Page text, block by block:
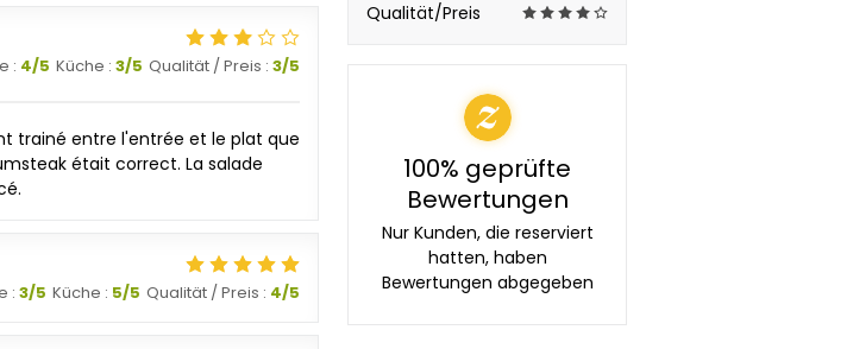
: 4/5 Küche : 3/5 Qualität / Preis : 3/5
trainé entre l'entrée et le plat que
était correct. La salade
: 3/5 Küche : 5/5 Qualität / Preis : 4/5
Qualität/Preis
100% geprüfte
Bewertungen
Nur Kunden, die reserviert
hatten, haben
Bewertungen abgegeben